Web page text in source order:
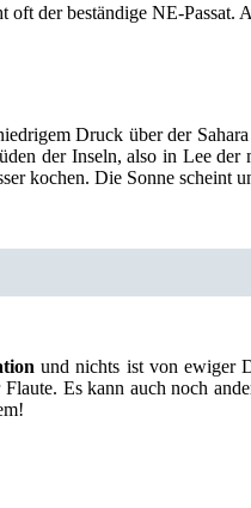
der beständige NE-Passat.
Druck über der
der Inseln, also in Lee
kochen. Die Sonne
und nichts ist von ewiger
Es kann auch noch